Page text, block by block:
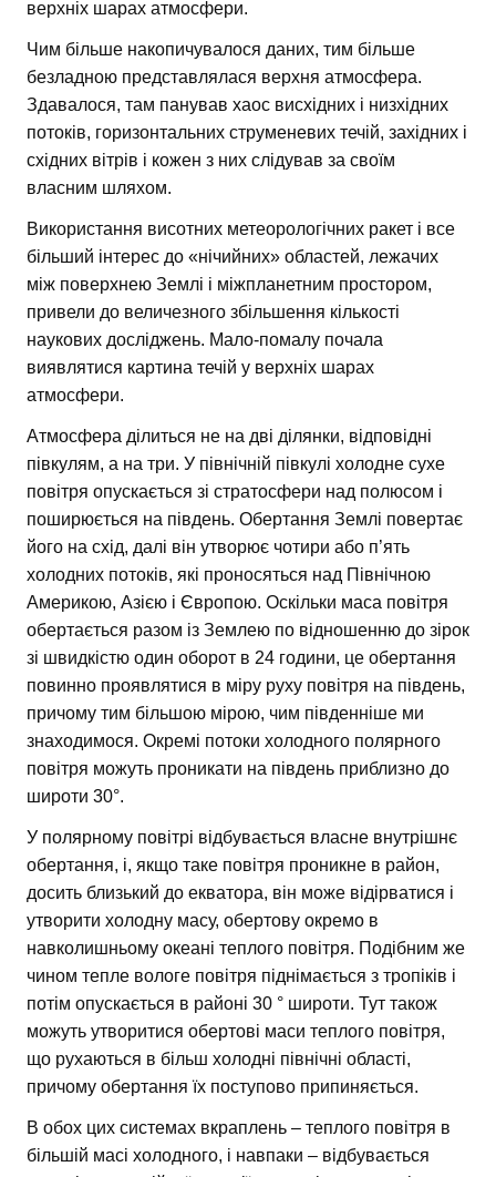
верхніх шарах атмосфери.
Чим більше накопичувалося даних, тим більше
безладною представлялася верхня атмосфера.
Здавалося, там панував хаос висхідних і низхідних
потоків, горизонтальних струменевих течій, західних і
східних вітрів і кожен з них слідував за своїм
власним шляхом.
Використання висотних метеорологічних ракет і все
більший інтерес до «нічийних» областей, лежачих
між поверхнею Землі і міжпланетним простором,
привели до величезного збільшення кількості
наукових досліджень. Мало-помалу почала
виявлятися картина течій у верхніх шарах
атмосфери.
Атмосфера ділиться не на дві ділянки, відповідні
півкулям, а на три. У північній півкулі холодне сухе
повітря опускається зі стратосфери над полюсом і
поширюється на південь. Обертання Землі повертає
його на схід, далі він утворює чотири або п’ять
холодних потоків, які проносяться над Північною
Америкою, Азією і Європою. Оскільки маса повітря
обертається разом із Землею по відношенню до зірок
зі швидкістю один оборот в 24 години, це обертання
повинно проявлятися в міру руху повітря на південь,
причому тим більшою мірою, чим південніше ми
знаходимося. Окремі потоки холодного полярного
повітря можуть проникати на південь приблизно до
широти 30°.
У полярному повітрі відбувається власне внутрішнє
обертання, і, якщо таке повітря проникне в район,
досить близький до екватора, він може відірватися і
утворити холодну масу, обертову окремо в
навколишньому океані теплого повітря. Подібним же
чином тепле вологе повітря піднімається з тропіків і
потім опускається в районі 30 ° широти. Тут також
можуть утворитися обертові маси теплого повітря,
що рухаються в більш холодні північні області,
причому обертання їх поступово припиняється.
В обох цих системах вкраплень – теплого повітря в
більшій масі холодного, і навпаки – відбувається